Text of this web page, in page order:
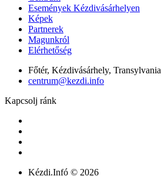
Események Kézdivásárhelyen
Képek
Partnerek
Magunkról
Elérhetőség
Főtér, Kézdivásárhely, Transylvania
centrum@kezdi.info
Kapcsolj ránk
Kézdi.Infó © 2026